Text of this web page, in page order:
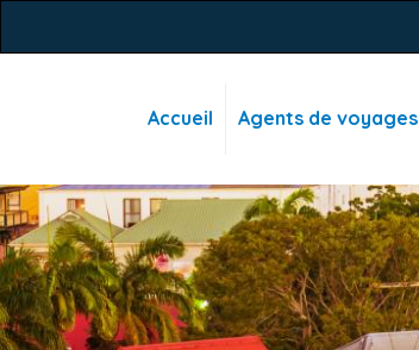
Accueil Agents de voyages